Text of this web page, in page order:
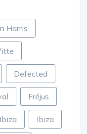
Harris
Defected
Fréjus
Ibiza